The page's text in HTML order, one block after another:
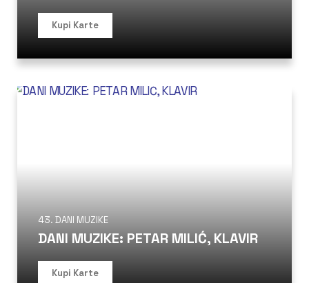
Kupi Karte
43. DANI MUZIKE
DANI MUZIKE: PETAR MILIĆ, KLAVIR
Kupi Karte